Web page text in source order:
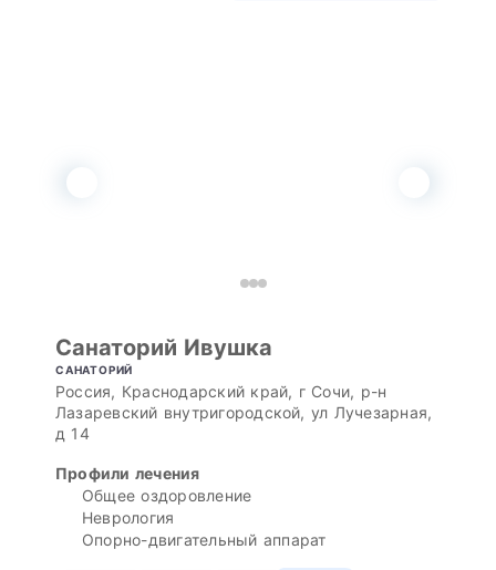
Санаторий Ивушка
САНАТОРИЙ
Россия, Краснодарский край, г Сочи, р-н
Лазаревский внутригородской, ул Лучезарная,
д 14
Профили лечения
Общее оздоровление
Неврология
Опорно-двигательный аппарат